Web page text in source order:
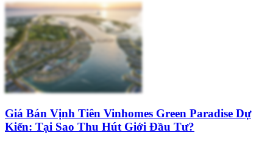
Giá Bán Vịnh Tiên Vinhomes Green Paradise Dự
Kiến: Tại Sao Thu Hút Giới Đầu Tư?